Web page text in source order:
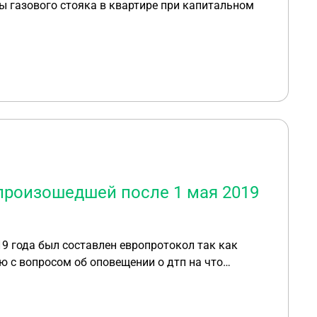
стояка в квартире при капитальном
после 1 мая 2019
был составлен европротокол так как
с вопросом об оповещении о дтп на что
Федеральный закон от 01.05.2019 N 88-ФЗ а